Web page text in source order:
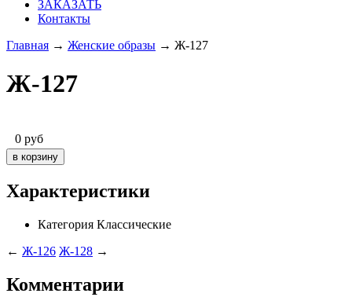
ЗАКАЗАТЬ
Контакты
Главная → Женские образы → Ж-127
Ж-127
0 руб
Характеристики
Категория Классические
← Ж-126 Ж-128 →
Комментарии